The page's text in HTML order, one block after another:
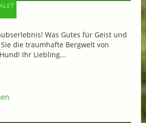
Was Gutes für Geist und
die traumhafte Bergwelt von
Ihr Liebling...